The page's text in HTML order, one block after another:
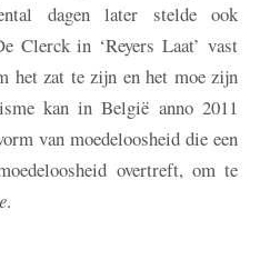
dagen later stelde ook
Clerck in ‘Reyers Laat’ vast
het zat te zijn en het moe zijn
kan in België anno 2011
van moedeloosheid die een
overtreft, om te
.